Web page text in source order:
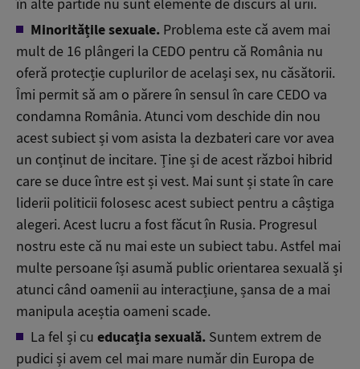
Minoritățile sexuale. Problema este că avem mai
mult de 16 plângeri la CEDO pentru că România nu
oferă protecție cuplurilor de același sex, nu căsătorii.
Îmi permit să am o părere în sensul în care CEDO va
condamna România. Atunci vom deschide din nou
acest subiect și vom asista la dezbateri care vor avea
un conținut de incitare. Ține și de acest război hibrid
care se duce între est și vest. Mai sunt și state în care
liderii politicii folosesc acest subiect pentru a câștiga
alegeri. Acest lucru a fost făcut în Rusia. Progresul
nostru este că nu mai este un subiect tabu. Astfel mai
multe persoane își asumă public orientarea sexuală și
atunci când oamenii au interacțiune, șansa de a mai
manipula aceștia oameni scade.
La fel și cu educația sexuală. Suntem extrem de
pudici și avem cel mai mare număr din Europa de